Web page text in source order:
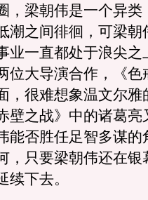
，梁朝伟是一个异类
潮之间徘徊，可梁朝
业一直都处于浪尖之
位大导演合作，《色
，很难想象温文尔雅
壁之战》中的诸葛亮
能否胜任足智多谋的
，只要梁朝伟还在银
续下去。